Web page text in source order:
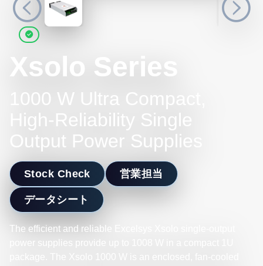
Xsolo Series
1000 W Ultra Compact,
High-Reliability Single
Output Power Supplies
Stock Check 営業担当
データシート
The efficient and reliable Excelsys Xsolo single-output
power supplies provide up to 1008 W in a compact 1U